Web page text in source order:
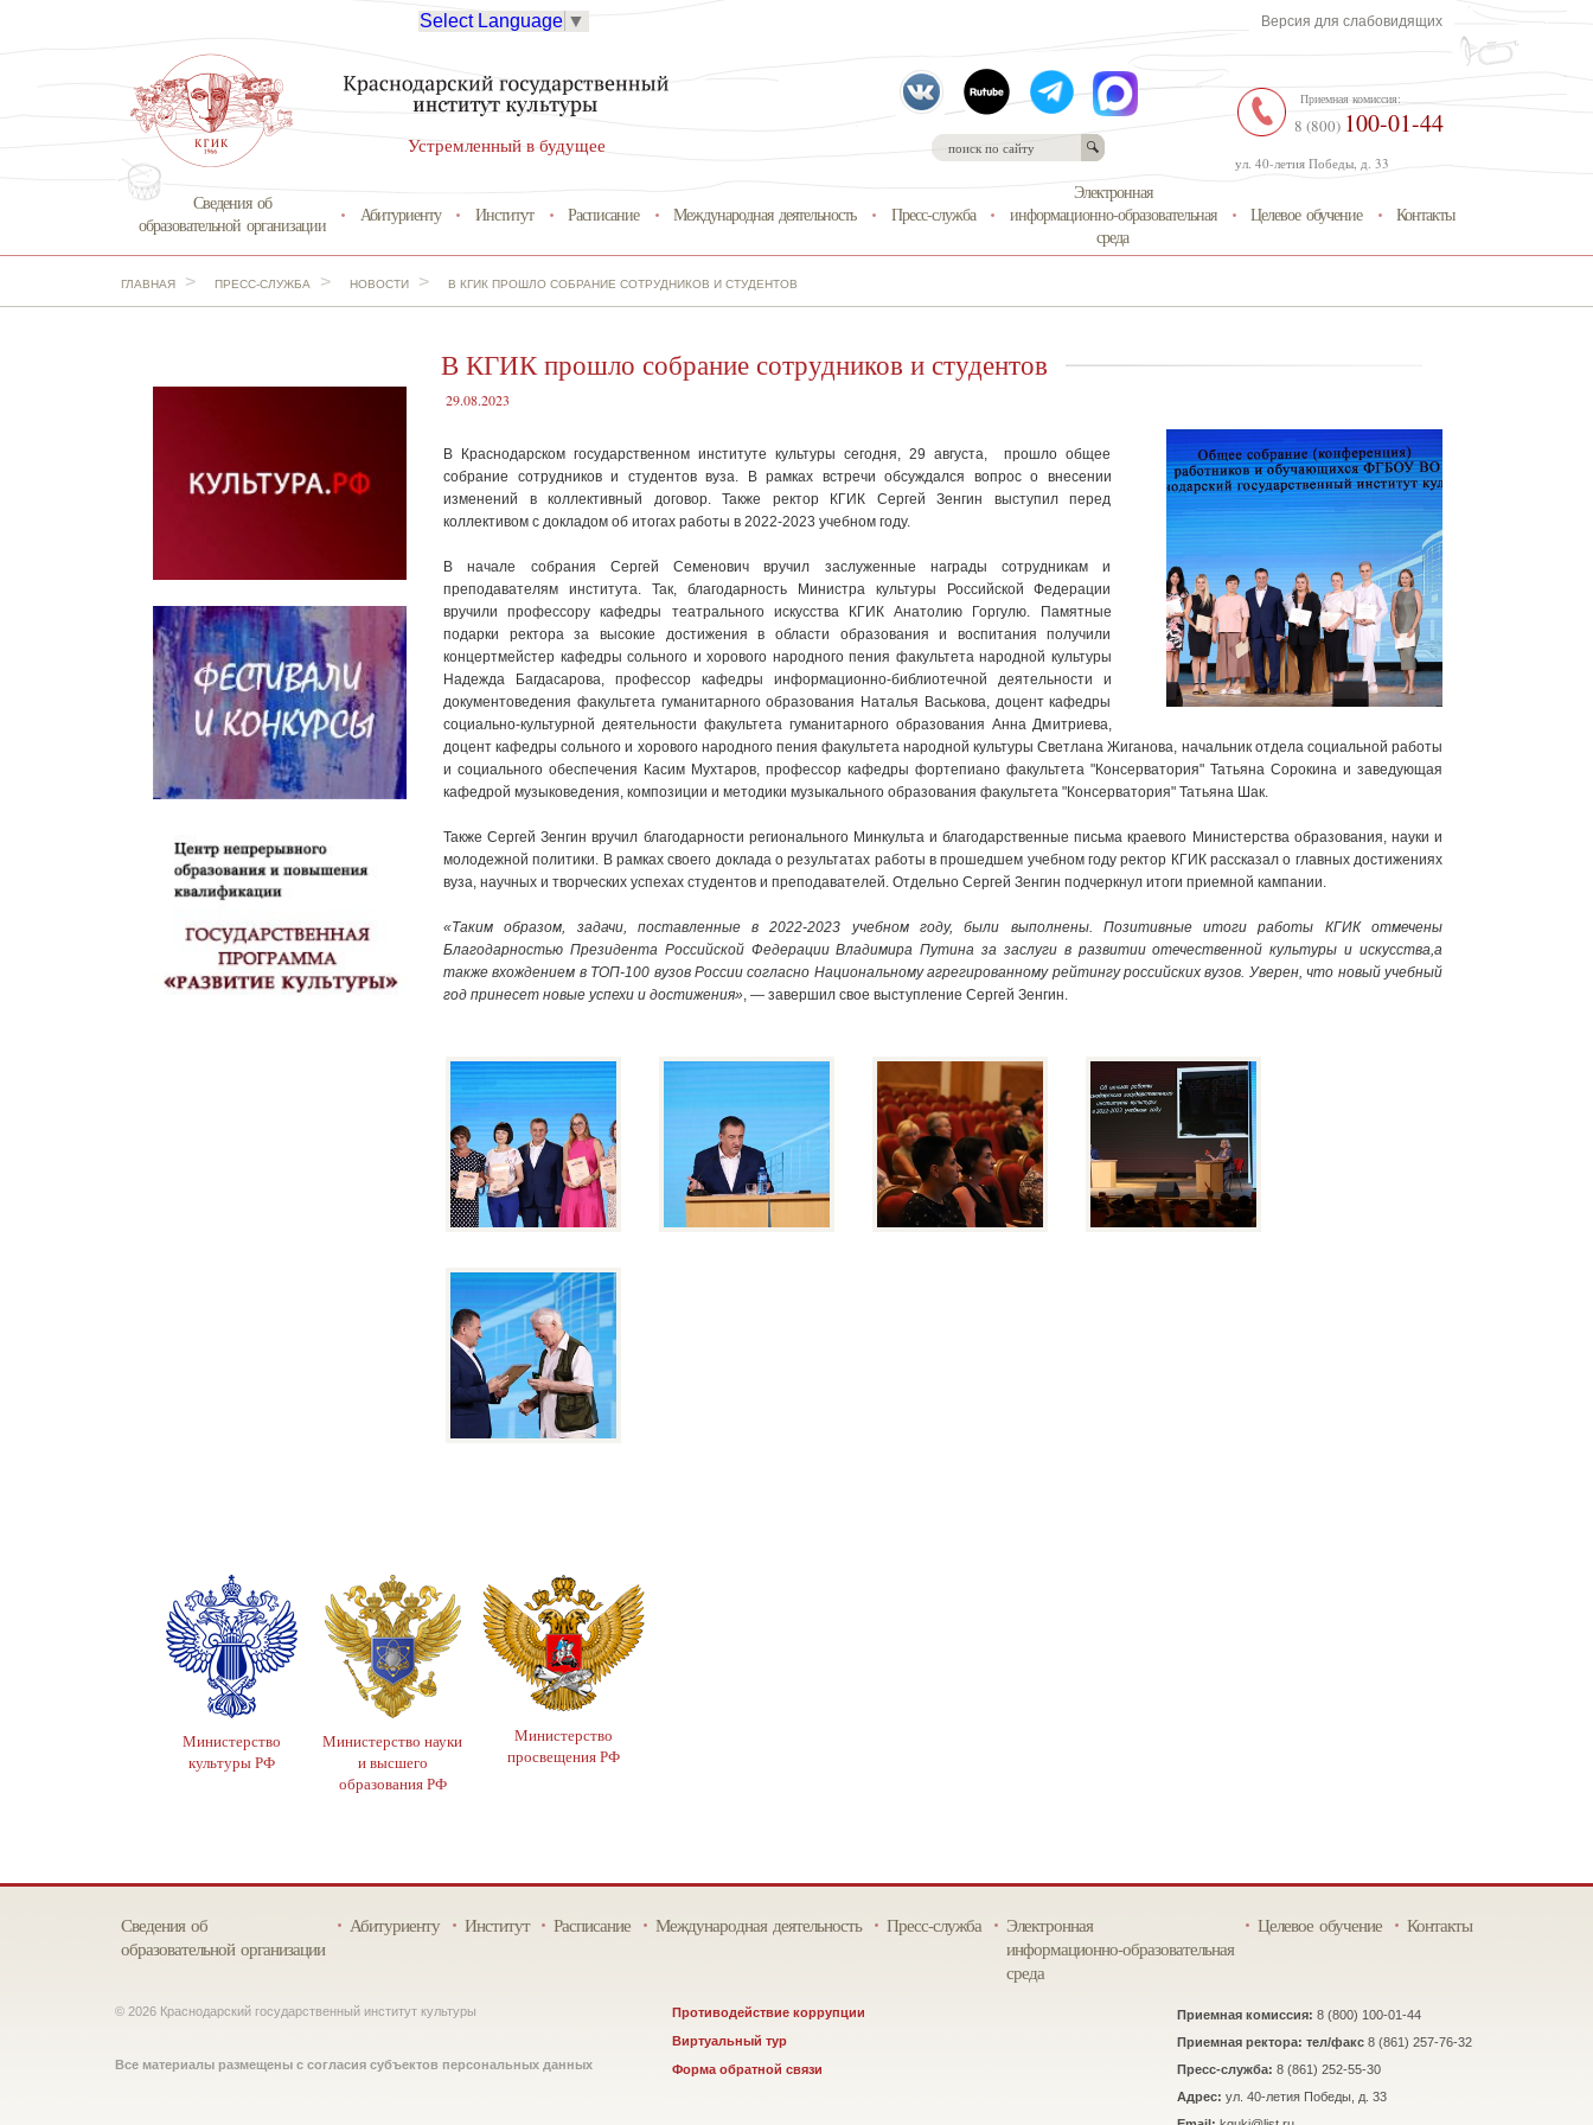
Устремленный в будущее
Select Language ▼ Версия для слабовидящих
ул. 40-летия Победы, д. 33
Приемная комиссия:
8 (800) 100-01-44
Сведения об
образовательной организации
Абитуриенту Институт Расписание Международная деятельность Пресс-служба
Электронная
информационно-образовательная
среда
Целевое обучение Контакты
ГЛАВНАЯ > ПРЕСС-СЛУЖБА > НОВОСТИ > В КГИК ПРОШЛО СОБРАНИЕ СОТРУДНИКОВ И СТУДЕНТОВ
В КГИК прошло собрание сотрудников и студентов
29.08.2023
В Краснодарском государственном институте культуры сегодня, 29 августа, прошло общее
собрание сотрудников и студентов вуза. В рамках встречи обсуждался вопрос о внесении
изменений в коллективный договор. Также ректор КГИК Сергей Зенгин выступил перед
коллективом с докладом об итогах работы в 2022-2023 учебном году.
В начале собрания Сергей Семенович вручил заслуженные награды сотрудникам и
преподавателям института. Так, благодарность Министра культуры Российской Федерации
вручили профессору кафедры театрального искусства КГИК Анатолию Горгулю. Памятные
подарки ректора за высокие достижения в области образования и воспитания получили
концертмейстер кафедры сольного и хорового народного пения факультета народной культуры
Надежда Багдасарова, профессор кафедры информационно-библиотечной деятельности и
документоведения факультета гуманитарного образования Наталья Васькова, доцент кафедры
социально-культурной деятельности факультета гуманитарного образования Анна Дмитриева,
доцент кафедры сольного и хорового народного пения факультета народной культуры Светлана Жиганова, начальник отдела социальной работы
и социального обеспечения Касим Мухтаров, профессор кафедры фортепиано факультета "Консерватория" Татьяна Сорокина и заведующая
кафедрой музыковедения, композиции и методики музыкального образования факультета "Консерватория" Татьяна Шак.
Также Сергей Зенгин вручил благодарности регионального Минкульта и благодарственные письма краевого Министерства образования, науки и
молодежной политики. В рамках своего доклада о результатах работы в прошедшем учебном году ректор КГИК рассказал о главных достижениях
вуза, научных и творческих успехах студентов и преподавателей. Отдельно Сергей Зенгин подчеркнул итоги приемной кампании.
«Таким образом, задачи, поставленные в 2022-2023 учебном году, были выполнены. Позитивные итоги работы КГИК отмечены
Благодарностью Президента Российской Федерации Владимира Путина за заслуги в развитии отечественной культуры и искусства,а
также вхождением в ТОП-100 вузов России согласно Национальному агрегированному рейтингу российских вузов. Уверен, что новый учебный
год принесет новые успехи и достижения», — завершил свое выступление Сергей Зенгин.
Министерство
культуры РФ
Министерство науки
и высшего
образования РФ
Министерство
просвещения РФ
Сведения об
образовательной организации
Абитуриенту Институт Расписание Международная деятельность Пресс-служба
Электронная
информационно-образовательная
среда
Целевое обучение Контакты
© 2026 Краснодарский государственный институт культуры
Все материалы размещены с согласия субъектов персональных данных
Противодействие коррупции
Виртуальный тур
Форма обратной связи
Приемная комиссия: 8 (800) 100-01-44
Приемная ректора: тел/факс 8 (861) 257-76-32
Пресс-служба: 8 (861) 252-55-30
Адрес: ул. 40-летия Победы, д. 33